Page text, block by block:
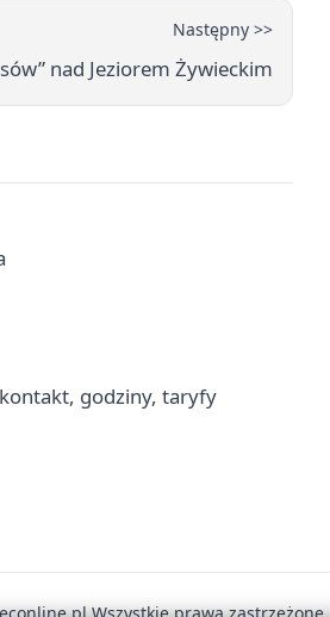
Następny >>
nad Jeziorem Żywieckim
godziny, taryfy